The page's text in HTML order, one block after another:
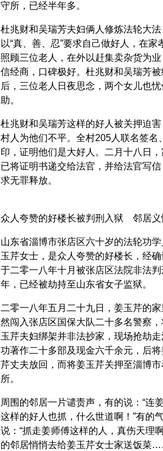
守所，已经半年多。
杜兆财和吴瑞芳夫妇俩人修炼法轮大法
以“真、善、忍”要求自己做好人，在家
照顾三位老人，在外以赶集卖杂货为业
信经商，口碑极好。杜兆财和吴瑞芳被
后，三位老人日夜思念，两个女儿也
助。
杜兆财和吴瑞芳这样的好人被关押迫害
村人为他们不平。全村205人联名签名
印，证明他们是大好人。二月十八日，
已将证明书递交给法官，并给法官写信
求无罪释放。
众人夸赞的好楼长被判刑入狱 邻居义
山东省淄博市张店区六十岁的法轮功学
玉芹女士，是众人夸赞的好楼长，经确
于二零一八年十月被张店区法院非法判
年，已经被劫持至山东省女子监狱。
二零一八年五月二十九日，姜玉芹的
然闯入张店区国保大队二十多名警察，
玉芹夫妇绑架并非法抄家，现场抢劫走
功著作二十多部及现金六千余元，后将
芹丈夫放回，而将姜玉芹关押至淄博市
所。
周围的邻居一片谴责声，有的说：“连
这样的好人也抓，什么世道啊！”有的
说：“抓走姜师傅这样的人，真伤天理
的邻居悄悄去给姜玉芹女士家送饭菜